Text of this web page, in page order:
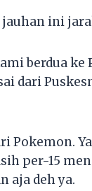
jauhan ini
berdua
dari
Pokemon.
per-15
aja deh ya.